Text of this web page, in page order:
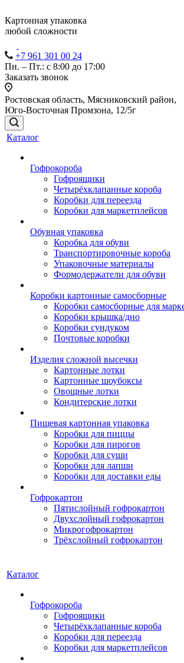
Картонная упаковка
любой сложности
+7 961 301 00 24
Пн. – Пт.: с 8:00 до 17:00
Заказать звонок
Ростовская область, Мясниковский район,
Юго-Восточная Промзона, 12/5г
Каталог
Гофрокороба
Гофроящики
Четырёхклапанные короба
Коробки для переезда
Коробки для маркетплейсов
Обувная упаковка
Коробка для обуви
Транспортировочные короба
Упаковочные материалы
Формодержатели для обуви
Коробки картонные самосборные
Коробки самосборные для
Коробки крышка/дно
Коробки сундуком
Почтовые коробки
Изделия сложной высечки
Картонные лотки
Картонные шоубоксы
Овощные лотки
Кондитерские лотки
Пищевая картонная упаковка
Коробки для пиццы
Коробки для пирогов
Коробки для суши
Коробки для лапши
Коробки для доставки еды
Гофрокартон
Пятислойный гофрокартон
Двухслойный гофрокартон
Микрогофрокартон
Трёхслойный гофрокартон
Каталог
Гофрокороба
Гофроящики
Четырёхклапанные короба
Коробки для переезда
Коробки для маркетплейсов